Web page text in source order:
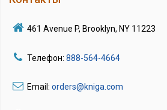
461 Avenue P, Brooklyn, NY 11223
Телефон: 888-564-4664
Email: orders@kniga.com